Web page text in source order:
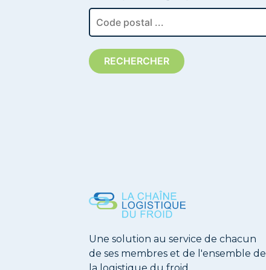
RECHERCHER
Une solution au service de chacun
de ses membres et de l'ensemble de